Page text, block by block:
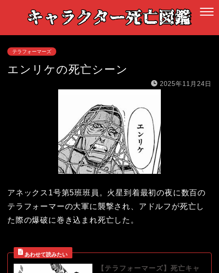
テラフォーマーズ
エンリケの死亡シーン
2025年11月24日
アネックス1号第5班班員。火星到着最初の夜に数百の
テラフォーマーの大軍に襲撃され、アドルフが死亡し
た際の爆破に巻き込まれ死亡した。
【テラフォーマーズ】死亡キャ